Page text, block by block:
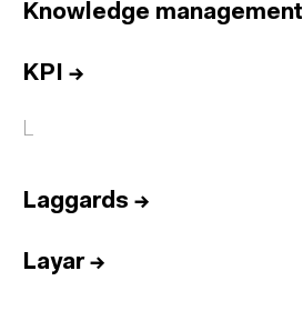
Knowledge management
KPI →
L
Laggards →
Layar→